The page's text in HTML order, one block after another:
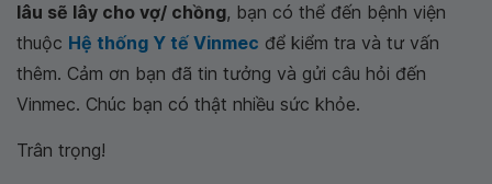
lâu sẽ lây cho vợ/ chồng, bạn có thể đến bệnh viện
thuộc Hệ thống Y tế Vinmec để kiểm tra và tư vấn
thêm. Cảm ơn bạn đã tin tưởng và gửi câu hỏi đến
Vinmec. Chúc bạn có thật nhiều sức khỏe.
Trân trọng!